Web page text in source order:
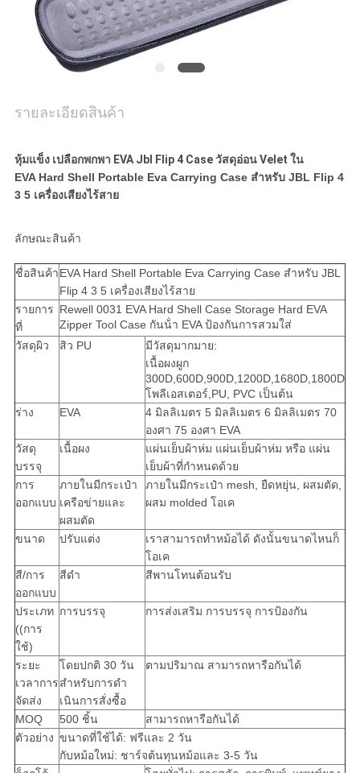
รายละเอียดสินค้า
หุ้มแข็ง เปลือกพกพา EVA Jbl Flip 4 Case วัสดุอ่อน Velet ใน
EVA Hard Shell Portable Eva Carrying Case สําหรับ JBL Flip 4
3 5 เครื่องเสียงไร้สาย
ลักษณะสินค้า
ชื่อสินค้าEVA Hard Shell Portable Eva Carrying Case สําหรับ JBL
Flip 4 3 5 เครื่องเสียงไร้สาย
รายการ
ที่
Rewell 0031 EVA Hard Shell Case Storage Hard EVA
Zipper Tool Case กันน้ํา EVA ป้องกันการสวมใส่
วัสดุผิว
สิว PU
มีวัสดุมากมาย:
เนื้อผงผูก
300D,600D,900D,1200D,1680D,1800D
โพลีเอสเตอร์,PU, PVC เป็นต้น
ร่าง
EVA
4 มิลลิเมตร 5 มิลลิเมตร 6 มิลลิเมตร 70
องศา 75 องศา EVA
วัสดุ
บรรจุ
เนื้อผง
แผ่นเย็บผ้าห่ม แผ่นเย็บผ้าห่ม หรือ แผ่น
เย็บผ้าที่กําหนดด้วย
การ
ออกแบบ
ภายในมีกระเป๋า
เครือข่ายและ
ผสมตัด
ภายในมีกระเป๋า mesh, ยืดหยุ่น, ผสมตัด,
ผสม molded โอเค
ขนาด ปรับแต่ง
เราสามารถทําหม้อได้ ดังนั้นขนาดไหนก็
โอเค
สี/การ
ออกแบบ
สีดํา สีพานโทนต้อนรับ
ประเภท
((การ
ใช้)
การบรรจุ การส่งเสริม การบรรจุ การป้องกัน
ระยะ
เวลาการ
จัดส่ง
โดยปกติ 30 วัน
สําหรับการดํา
เนินการสั่งซื้อ
ตามปริมาณ สามารถหารือกันได้
MOQ 500 ชิ้น
สามารถหารือกันได้
ตัวอย่าง ขนาดที่ใช้ได้: ฟรีและ 2 วัน
กับหม้อใหม่: ชาร์จต้นทุนหม้อและ 3-5 วัน